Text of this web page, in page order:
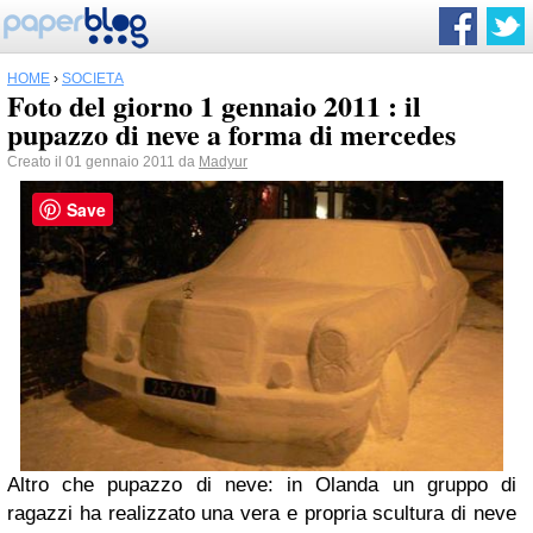
HOME › SOCIETÀ
Foto del giorno 1 gennaio 2011 : il
pupazzo di neve a forma di mercedes
Creato il 01 gennaio 2011 da Madyur
Altro che pupazzo di neve: in Olanda un gruppo di
ragazzi ha realizzato una vera e propria scultura di neve
Save